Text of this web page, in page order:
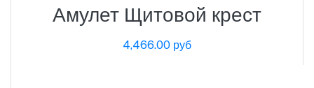
Амулет Щитовой крест
4,466.00 руб